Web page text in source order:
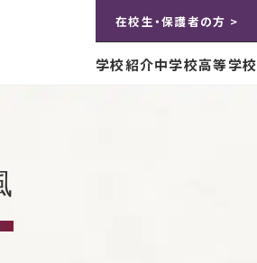
在校生・保護者の方 >
学校紹介中学校高等学校